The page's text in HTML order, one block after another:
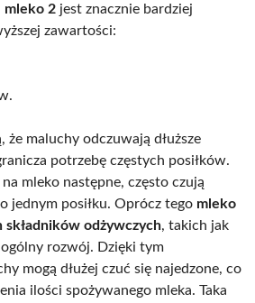
mleko 2 jest znacznie bardziej
zawartości:
że maluchy odczuwają dłuższe
potrzebę częstych posiłków.
mleko następne, często czują
jednym posiłku. Oprócz tego mleko
składników odżywczych, takich jak
rozwój. Dzięki tym
mogą dłużej czuć się najedzone, co
ilości spożywanego mleka. Taka